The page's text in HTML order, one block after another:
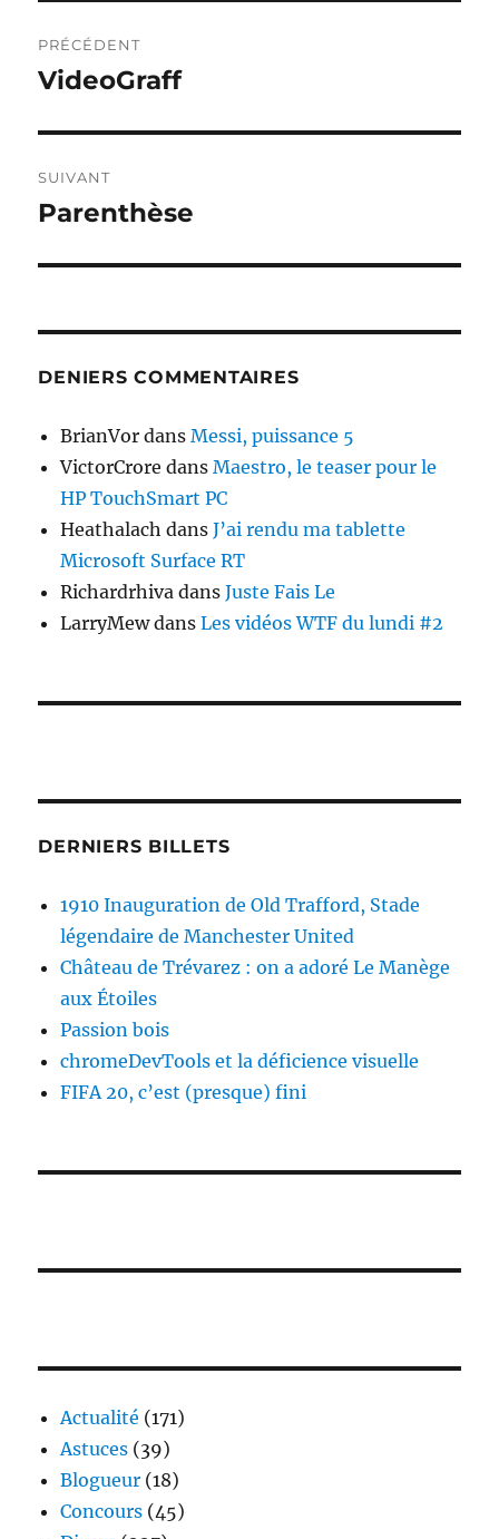
de
PRÉCÉDENT
Publication
VideoGraff
SUIVANT
Publication
Parenthèse
DENIERS COMMENTAIRES
BrianVor dansMessi, puissance 5
VictorCrore dansMaestro, le teaser pour le
HP TouchSmart PC
Heathalach dansJ’ai rendu ma tablette
Microsoft Surface RT
Richardrhiva dansJuste Fais Le
LarryMewdansLes vidéos WTF du lundi #2
DERNIERS BILLETS
1910 Inauguration de Old Trafford, Stade
légendaire de Manchester United
Château de Trévarez : on a adoré Le Manège
aux Étoiles
Passion bois
chromeDevTools et la déficience visuelle
FIFA 20, c’est (presque) fini
Actualité (171)
Astuces (39)
Blogueur (18)
Concours (45)